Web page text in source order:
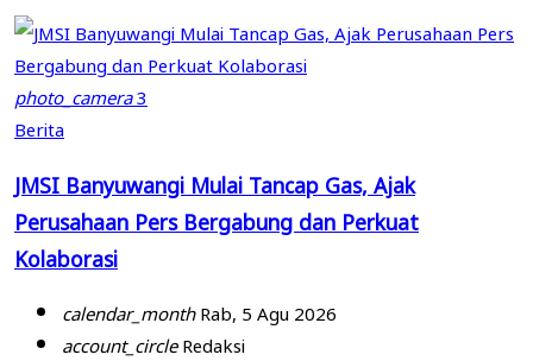
photo_camera3
Berita
JMSI Banyuwangi Mulai Tancap Gas, Ajak
Perusahaan Pers Bergabung dan Perkuat
Kolaborasi
calendar_monthRab, 5 Agu 2026
account_circleRedaksi